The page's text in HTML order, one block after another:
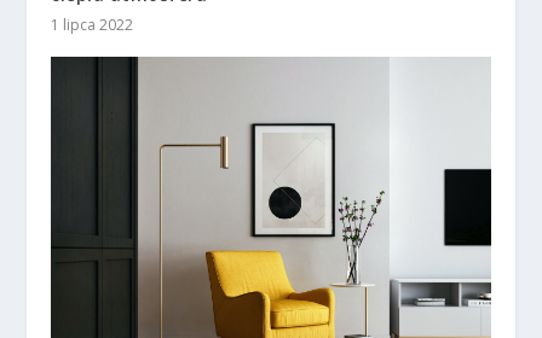
1 lipca 2022